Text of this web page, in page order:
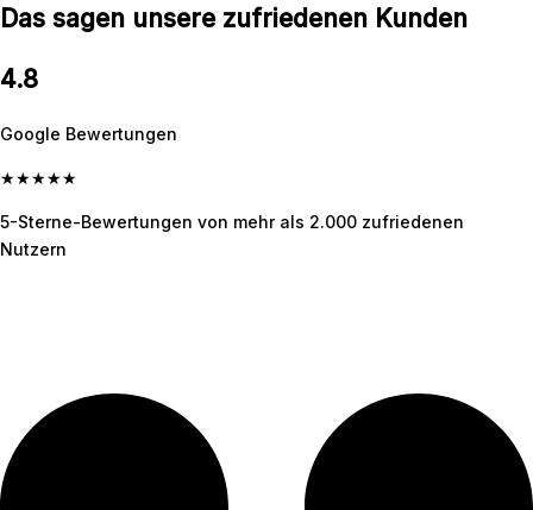
Das sagen unsere zufriedenen Kunden
4.8
Google Bewertungen
★★★★★
5-Sterne-Bewertungen von mehr als 2.000 zufriedenen
Nutzern